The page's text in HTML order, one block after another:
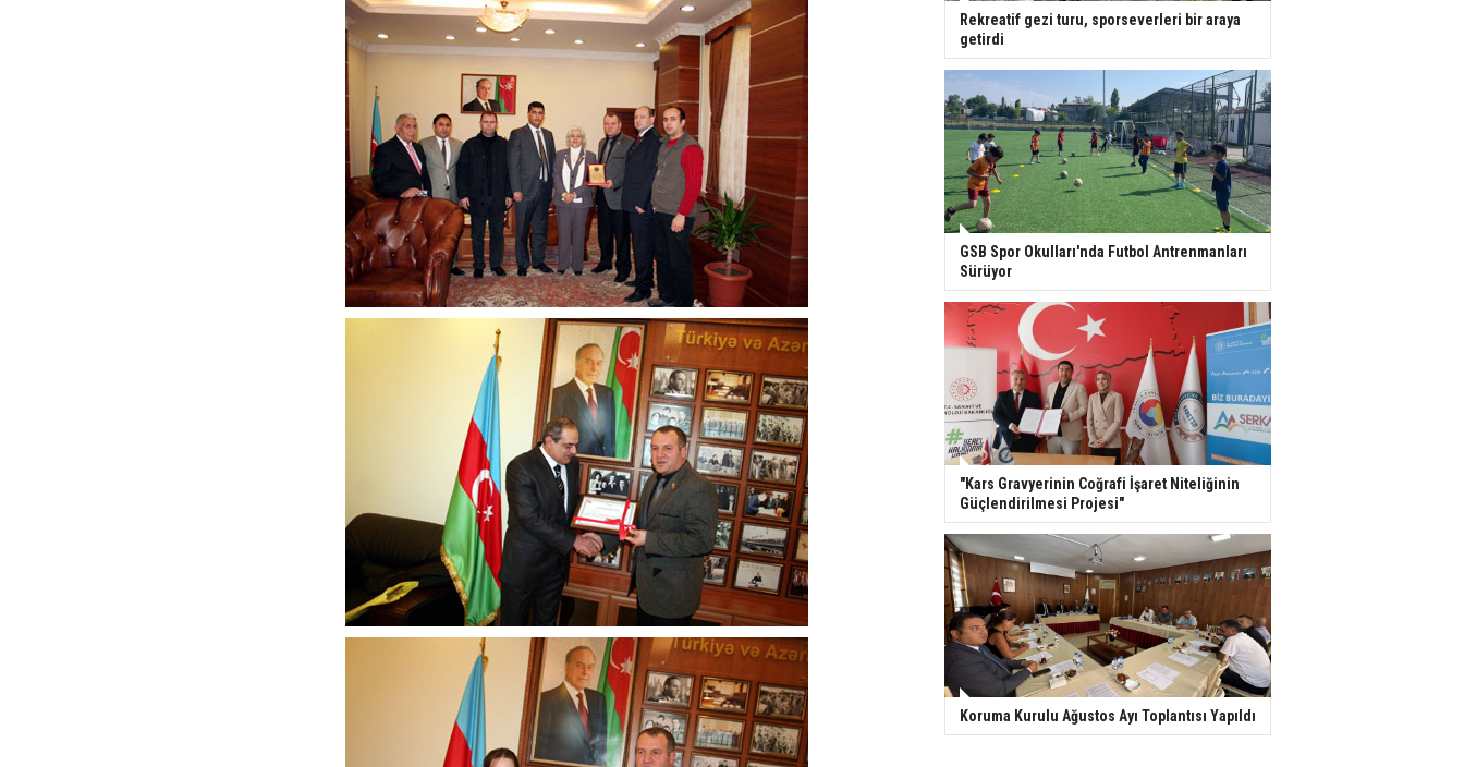
Rekreatif gezi turu, sporseverleri bir araya
getirdi
GSB Spor Okulları'nda Futbol Antrenmanları
Sürüyor
"Kars Gravyerinin Coğrafi İşaret Niteliğinin
Güçlendirilmesi Projesi"
Koruma Kurulu Ağustos Ayı Toplantısı Yapıldı